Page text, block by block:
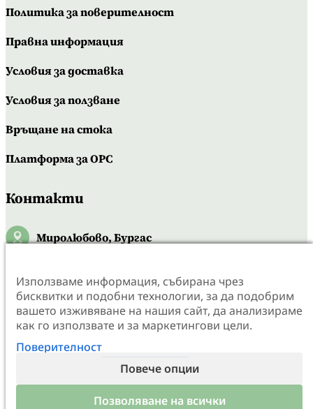
Политика за поверителност
Правна информация
Условия за доставка
Условия за ползване
Връщане на стока
Платформа за OPC
Контакти
Миролюбово, Бургас
oakplantsltd@gmail.com
Обслужване на клиенти:
📞 Телефон: 088 600 52 26
⏰ Понеделник – Петък: 08:00 – 17:00 ч.
Използваме информация, събирана чрез
бисквитки и подобни технологии, за да подобрим
вашето изживяване на нашия сайт, да анализираме
как го използвате и за маркетингови цели.
Поверителност
Повече опции
Позволяване на всички